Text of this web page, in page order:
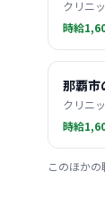
クリニ
時給
那覇市
クリニ
時給
このほか